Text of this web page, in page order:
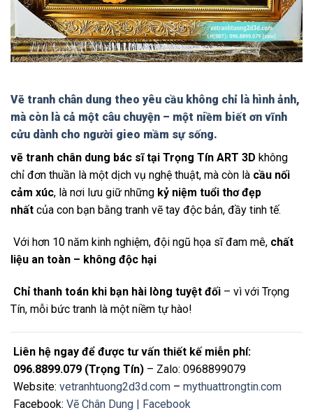
Vẽ tranh chân dung theo yêu cầu không chỉ là hình ảnh,
mà còn là cả một câu chuyện – một niềm biết ơn vĩnh
cửu dành cho người gieo mầm sự sống.
vẽ tranh chân dung bác sĩ tại Trọng Tín ART 3D không
chỉ đơn thuần là một dịch vụ nghệ thuật, mà còn là cầu nối
cảm xúc, là nơi lưu giữ những kỷ niệm tuổi thơ đẹp
nhất của con bạn bằng tranh vẽ tay độc bản, đầy tinh tế.
Với hơn 10 năm kinh nghiệm, đội ngũ họa sĩ đam mê, chất
liệu an toàn – không độc hại
Chỉ thanh toán khi bạn hài lòng tuyệt đối – vì với Trọng
Tín, mỗi bức tranh là một niềm tự hào!
Liên hệ ngay để được tư vấn thiết kế miễn phí:
096.8899.079 (Trọng Tín) – Zalo: 0968899079
Website: vetranhtuong2d3d.com – mythuattrongtin.com
Facebook: Vẽ Chân Dung | Facebook